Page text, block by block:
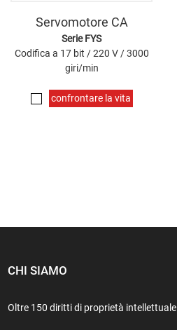
Servomotore CA
Serie FYS
Codifica a 17 bit / 220 V / 3000
giri/min
confrontare la vita
CHI SIAMO
Oltre 150 diritti di proprietà intellettuale